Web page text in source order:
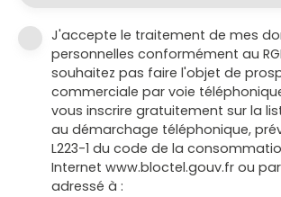
J'accepte le traitement de mes
personnelles conformément au
souhaitez pas faire l'objet de
commerciale par voie
vous inscrire gratuitement sur la
au démarchage téléphonique,
L223-1 du code de la
Internet www.bloctel.gouv.fr ou
adressé à :